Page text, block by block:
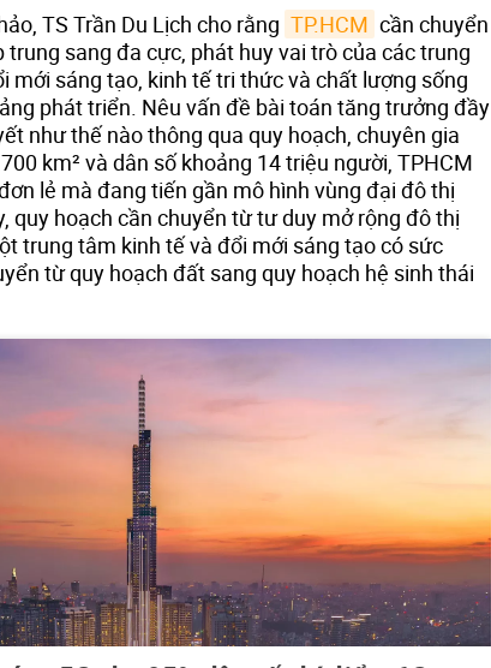
TS Trần Du Lịch cho rằng TP.HCM cần chuyển
sang đa cực, phát huy vai trò của các trung
mới sáng tạo, kinh tế tri thức và chất lượng sống
phát triển. Nêu vấn đề bài toán tăng trưởng đầy
như thế nào thông qua quy hoạch, chuyên gia
km² và dân số khoảng 14 triệu người, TPHCM
lẻ mà đang tiến gần mô hình vùng đại đô thị
quy hoạch cần chuyển từ tư duy mở rộng đô thị
trung tâm kinh tế và đổi mới sáng tạo có sức
từ quy hoạch đất sang quy hoạch hệ sinh thái